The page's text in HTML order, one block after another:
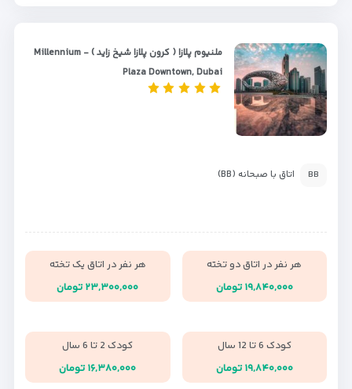
ملنیوم پلازا ( کرون پلازا شیخ زاید ) - Millennium
Plaza Downtown, Dubai
BB اتاق با صبحانه (BB)
هر نفر در اتاق دو تخته
۱۹,۸۴۰,۰۰۰ تومان
هر نفر در اتاق یک تخته
۲۳,۳۰۰,۰۰۰ تومان
کودک 6 تا 12 سال
۱۹,۸۴۰,۰۰۰ تومان
کودک 2 تا 6 سال
۱۶,۳۸۰,۰۰۰ تومان